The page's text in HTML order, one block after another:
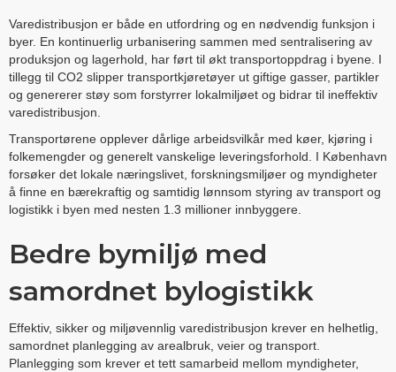
Varedistribusjon er både en utfordring og en nødvendig funksjon i
byer. En kontinuerlig urbanisering sammen med sentralisering av
produksjon og lagerhold, har ført til økt transportoppdrag i byene. I
tillegg til CO2 slipper transportkjøretøyer ut giftige gasser, partikler
og genererer støy som forstyrrer lokalmiljøet og bidrar til ineffektiv
varedistribusjon.
Transportørene opplever dårlige arbeidsvilkår med køer, kjøring i
folkemengder og generelt vanskelige leveringsforhold. I København
forsøker det lokale næringslivet, forskningsmiljøer og myndigheter
å finne en bærekraftig og samtidig lønnsom styring av transport og
logistikk i byen med nesten 1.3 millioner innbyggere.
Bedre bymiljø med
samordnet bylogistikk
Effektiv, sikker og miljøvennlig varedistribusjon krever en helhetlig,
samordnet planlegging av arealbruk, veier og transport.
Planlegging som krever et tett samarbeid mellom myndigheter,